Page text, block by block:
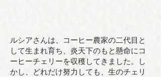
ルシアさんは、コーヒー農家の二代目と
して生まれ育ち、炎天下のもと懸命にコ
ーヒーチェリーを収穫してきました。し
かし、どれだけ努力しても、生のチェリ